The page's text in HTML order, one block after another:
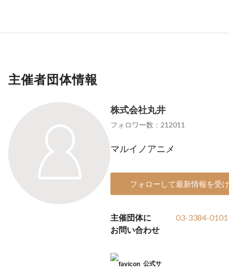
主催者団体情報
株式会社丸井
フォロワー数：212011
マルイノアニメ
フォローして最新情報を受
主催団体に
お問い合わせ
03-3384-0101
公式サ